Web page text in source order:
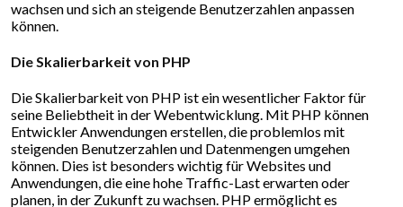
wachsen und sich an steigende Benutzerzahlen anpassen
können.
Die Skalierbarkeit von PHP
Die Skalierbarkeit von PHP ist ein wesentlicher Faktor für
seine Beliebtheit in der Webentwicklung. Mit PHP können
Entwickler Anwendungen erstellen, die problemlos mit
steigenden Benutzerzahlen und Datenmengen umgehen
können. Dies ist besonders wichtig für Websites und
Anwendungen, die eine hohe Traffic-Last erwarten oder
planen, in der Zukunft zu wachsen. PHP ermöglicht es